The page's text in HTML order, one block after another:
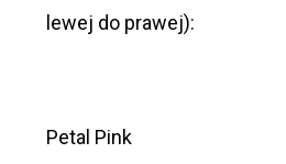
lewej do prawej):
Petal Pink